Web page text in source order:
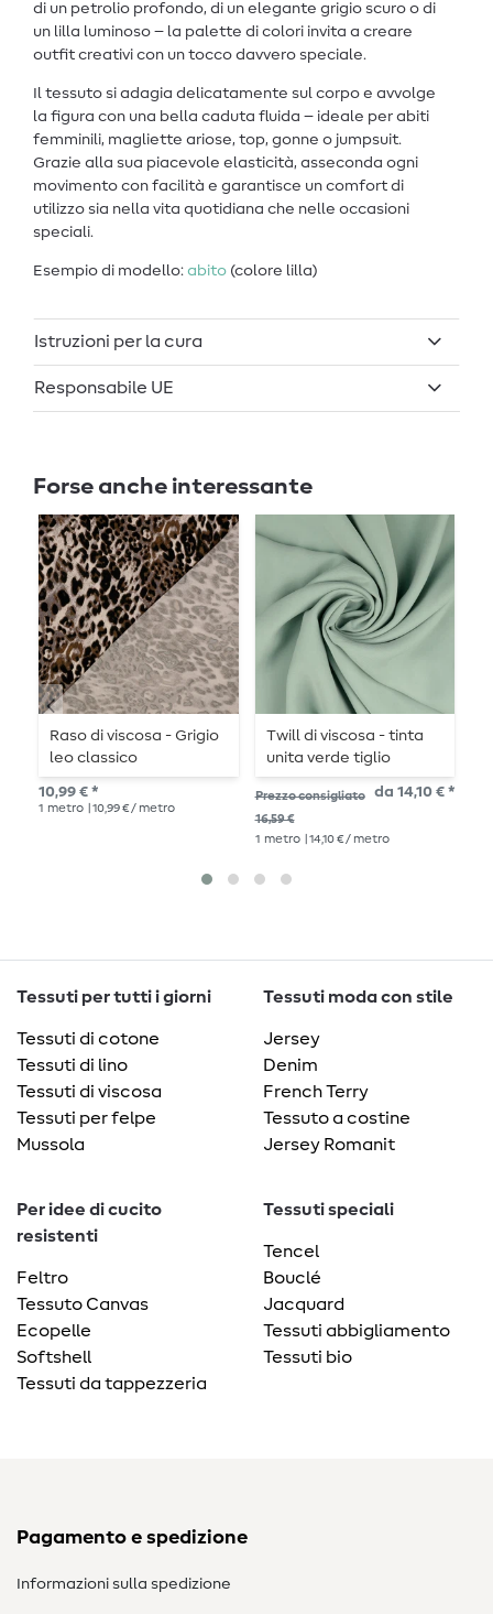
di un petrolio profondo, di un elegante grigio scuro o di
un lilla luminoso – la palette di colori invita a creare
outfit creativi con un tocco davvero speciale.
Il tessuto si adagia delicatamente sul corpo e avvolge
la figura con una bella caduta fluida – ideale per abiti
femminili, magliette ariose, top, gonne o jumpsuit.
Grazie alla sua piacevole elasticità, asseconda ogni
movimento con facilità e garantisce un comfort di
utilizzo sia nella vita quotidiana che nelle occasioni
speciali.
Esempio di modello: abito (colore lilla)
Istruzioni per la cura
Responsabile UE
Forse anche interessante
Raso di viscosa - Grigio
leo classico
10,99 € *
1 metro | 10,99 € / metro
Twill di viscosa - tinta
unita verde tiglio
finitura Tencel
Prezzo consigliato
16,59 €
da 14,10 € *
1 metro | 14,10 € / metro
Tessuti per tutti i giorni
Tessuti di cotone
Tessuti di lino
Tessuti di viscosa
Tessuti per felpe
Mussola
Tessuti moda con stile
Jersey
Denim
French Terry
Tessuto a costine
Jersey Romanit
Per idee di cucito
resistenti
Feltro
Tessuto Canvas
Ecopelle
Softshell
Tessuti da tappezzeria
Tessuti speciali
Tencel
Bouclé
Jacquard
Tessuti abbigliamento
Tessuti bio
Pagamento e spedizione
Informazioni sulla spedizione